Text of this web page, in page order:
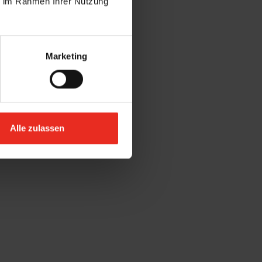
Marketing
Alle zulassen